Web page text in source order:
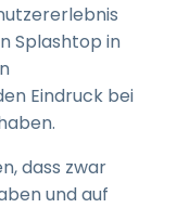
Splashtop in
Eindruck bei
dass zwar
und auf